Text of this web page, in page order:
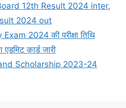
12th Result 2024 inter,
2024 out
2024 की परीक्षा तिथि
कार्ड जारी
Scholarship 2023-24